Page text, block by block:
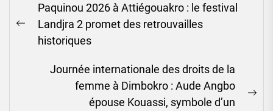
de
l’article
Previous
post:
Paquinou 2026 à Attiégouakro : le festival
Landjra 2 promet des retrouvailles
historiques
Journée internationale des droits de la
femme à Dimbokro : Aude Angbo
épouse Kouassi, symbole d’un